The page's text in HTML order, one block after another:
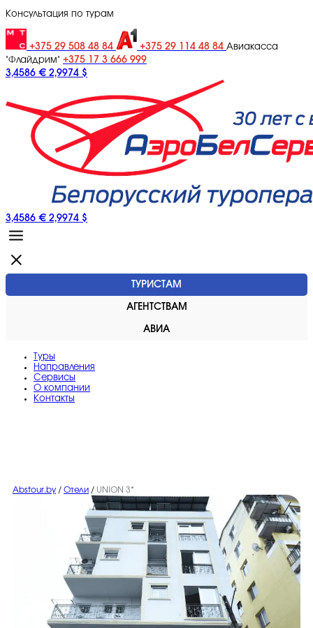
Консультация по турам
+375 29 508 48 84 +375 29 114 48 84 Авиакасса
"Флайдрим" +375 17 3 666 999
3,4586 € 2,9974 $
3,4586 € 2,9974 $
ТУРИСТАМ
АГЕНТСТВАМ
АВИА
Туры
Направления
Сервисы
O компании
Контакты
Abstour.by / Отели / UNION 3*